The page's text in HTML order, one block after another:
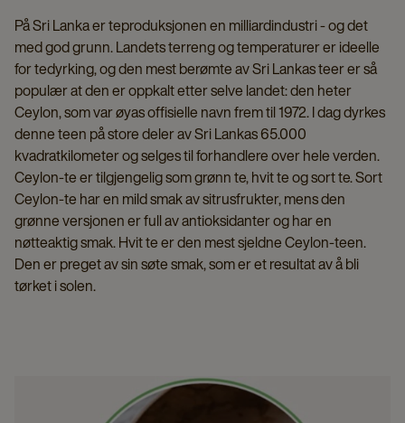
På Sri Lanka er teproduksjonen en milliardindustri - og det
med god grunn. Landets terreng og temperaturer er ideelle
for tedyrking, og den mest berømte av Sri Lankas teer er så
populær at den er oppkalt etter selve landet: den heter
Ceylon, som var øyas offisielle navn frem til 1972. I dag dyrkes
denne teen på store deler av Sri Lankas 65.000
kvadratkilometer og selges til forhandlere over hele verden.
Ceylon-te er tilgjengelig som grønn te, hvit te og sort te. Sort
Ceylon-te har en mild smak av sitrusfrukter, mens den
grønne versjonen er full av antioksidanter og har en
nøtteaktig smak. Hvit te er den mest sjeldne Ceylon-teen.
Den er preget av sin søte smak, som er et resultat av å bli
tørket i solen.